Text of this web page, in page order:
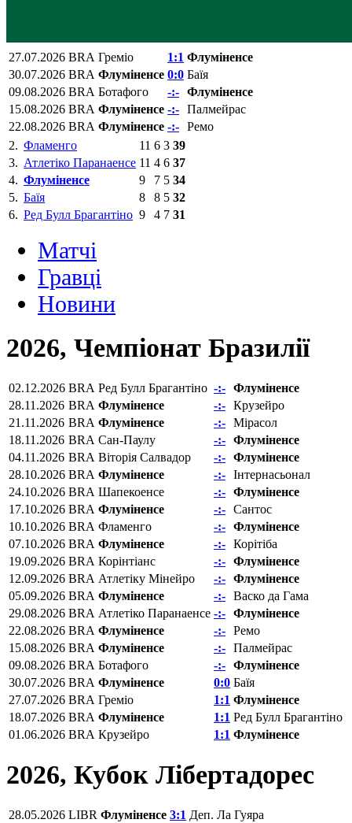
27.07.2026 BRA Греміо 1:1 Флуміненсе
30.07.2026 BRA Флуміненсе 0:0 Баїя
09.08.2026 BRA Ботафого -:- Флуміненсе
15.08.2026 BRA Флуміненсе -:- Палмейрас
22.08.2026 BRA Флуміненсе -:- Ремо
2. Фламенго 11 6 3 39
3. Атлетіко Паранаенсе 11 4 6 37
4. Флуміненсе 9 7 5 34
5. Баїя 8 8 5 32
6. Ред Булл Брагантіно 9 4 7 31
Матчi
Гравці
Новини
2026, Чемпіонат Бразилії
02.12.2026 BRA Ред Булл Брагантіно -:- Флуміненсе
28.11.2026 BRA Флуміненсе -:- Крузейро
21.11.2026 BRA Флуміненсе -:- Мірасол
18.11.2026 BRA Сан-Паулу -:- Флуміненсе
04.11.2026 BRA Віторія Салвадор -:- Флуміненсе
28.10.2026 BRA Флуміненсе -:- Інтернасьонал
24.10.2026 BRA Шапекоенсе -:- Флуміненсе
17.10.2026 BRA Флуміненсе -:- Сантос
10.10.2026 BRA Фламенго -:- Флуміненсе
07.10.2026 BRA Флуміненсе -:- Корітіба
19.09.2026 BRA Корінтіанс -:- Флуміненсе
12.09.2026 BRA Атлетіку Мінейро -:- Флуміненсе
05.09.2026 BRA Флуміненсе -:- Васко да Гама
29.08.2026 BRA Атлетіко Паранаенсе -:- Флуміненсе
22.08.2026 BRA Флуміненсе -:- Ремо
15.08.2026 BRA Флуміненсе -:- Палмейрас
09.08.2026 BRA Ботафого -:- Флуміненсе
30.07.2026 BRA Флуміненсе 0:0 Баїя
27.07.2026 BRA Греміо 1:1 Флуміненсе
18.07.2026 BRA Флуміненсе 1:1 Ред Булл Брагантіно
01.06.2026 BRA Крузейро 1:1 Флуміненсе
2026, Кубок Лібертадорес
28.05.2026 LIBR Флуміненсе 3:1 Деп. Ла Гуяра